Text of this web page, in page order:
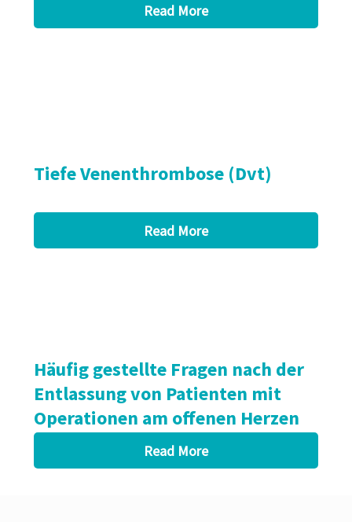
Read More
Tiefe Venenthrombose (Dvt)
Read More
Häufig gestellte Fragen nach der
Entlassung von Patienten mit
Operationen am offenen Herzen
Read More